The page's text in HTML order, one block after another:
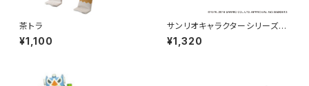
茶トラ
¥1,100
サンリオキャラクターシリーズ
[ハローキティ]
¥1,320